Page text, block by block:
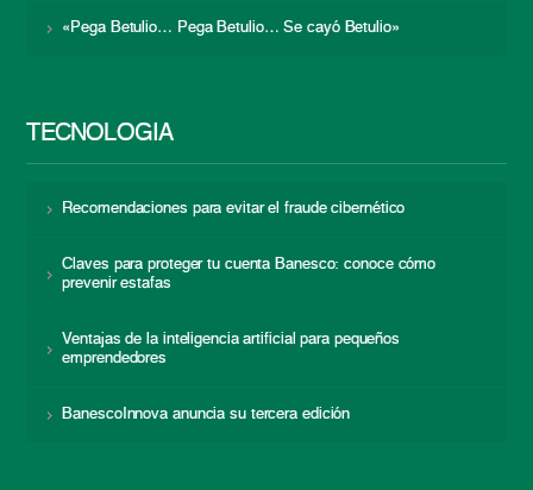
«Pega Betulio… Pega Betulio… Se cayó Betulio»
TECNOLOGÍA
Recomendaciones para evitar el fraude cibernético
Claves para proteger tu cuenta Banesco: conoce cómo
prevenir estafas
Ventajas de la inteligencia artificial para pequeños
emprendedores
BanescoInnova anuncia su tercera edición